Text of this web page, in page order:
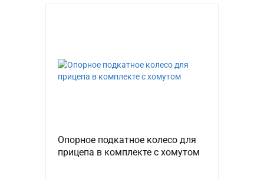
Опорное подкатное колесо для
прицепа в комплекте с хомутом